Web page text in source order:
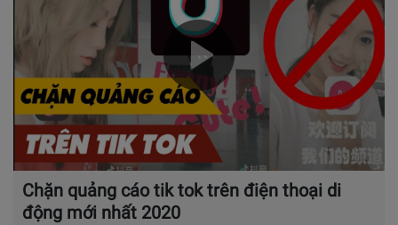
Chặn quảng cáo tik tok trên điện thoại di
động mới nhất 2020